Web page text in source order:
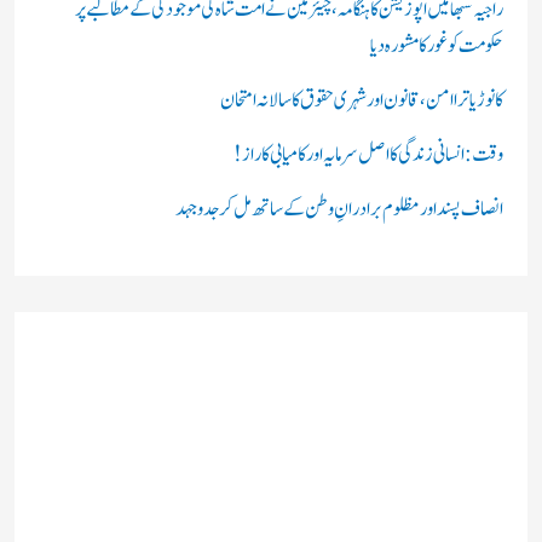
راجیہ سبھا میں اپوزیشن کا ہنگامہ، چیئرمین نے امت شاہ کی موجودگی کے مطالبے پر
حکومت کو غور کا مشورہ دیا
کانوڑ یاترا امن،قانون اور شہری حقوق کا سالانہ امتحان
وقت: انسانی زندگی کا اصل سرمایہ اور کامیابی کا راز !
انصاف پسند اور مظلوم برادرانِ وطن کے ساتھ مل کر جدوجہد